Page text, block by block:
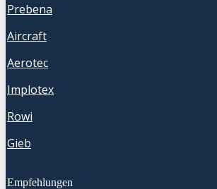
Prebena
Aircraft
Aerotec
Implotex
Rowi
Gieb
Empfehlungen